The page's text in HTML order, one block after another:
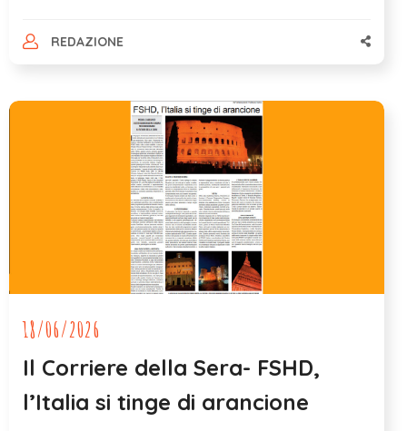
REDAZIONE
18/06/2026
Il Corriere della Sera- FSHD,
l’Italia si tinge di arancione